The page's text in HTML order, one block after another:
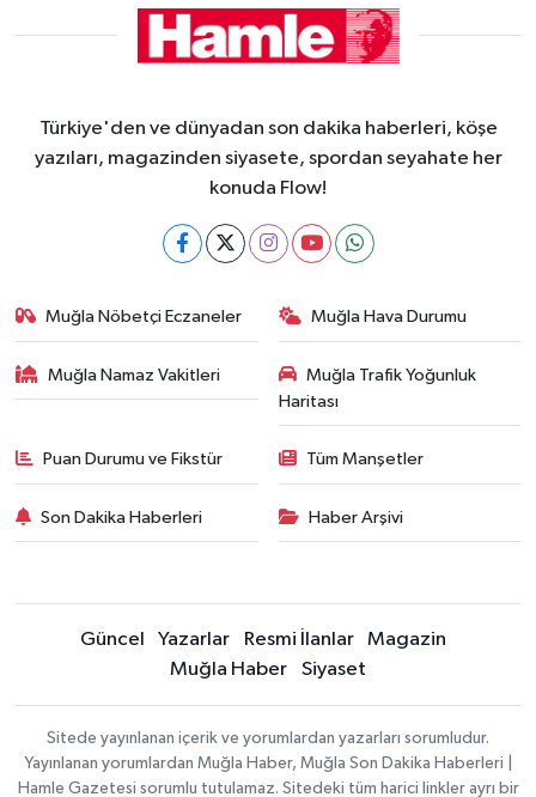
Türkiye'den ve dünyadan son dakika haberleri, köşe
yazıları, magazinden siyasete, spordan seyahate her
konuda Flow!
Muğla Nöbetçi Eczaneler Muğla Hava Durumu
Muğla Namaz Vakitleri
Muğla Trafik Yoğunluk
Haritası
Puan Durumu ve Fikstür Tüm Manşetler
Son Dakika Haberleri Haber Arşivi
Güncel Yazarlar Resmi İlanlar
Magazin
Muğla Haber
Siyaset
Sitede yayınlanan içerik ve yorumlardan yazarları sorumludur.
Yayınlanan yorumlardan Muğla Haber, Muğla Son Dakika Haberleri |
Hamle Gazetesi sorumlu tutulamaz. Sitedeki tüm harici linkler ayrı bir